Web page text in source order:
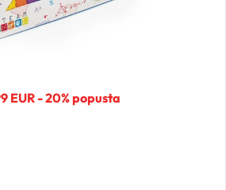
EUR - 20% popusta